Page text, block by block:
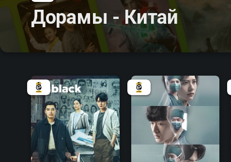
Дорамы - Китай